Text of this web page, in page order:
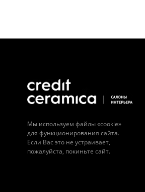
Мы используем файлы «cookie»
для функционирования сайта.
Если Вас это не устраивает,
пожалуйста, покиньте сайт.